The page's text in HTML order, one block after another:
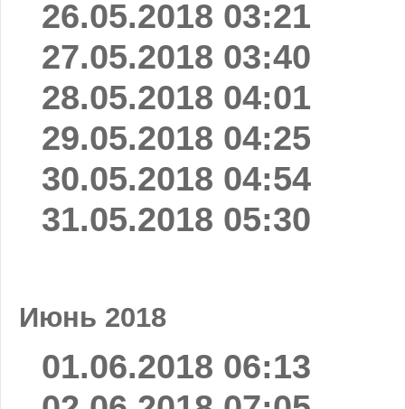
26.05.2018 03:21
27.05.2018 03:40
28.05.2018 04:01
29.05.2018 04:25
30.05.2018 04:54
31.05.2018 05:30
Июнь 2018
01.06.2018 06:13